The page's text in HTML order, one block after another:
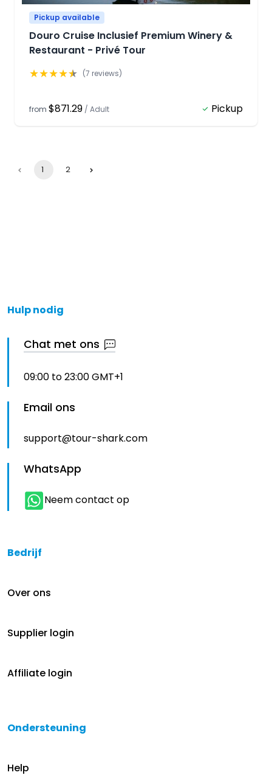
Pickup available
Douro Cruise Inclusief Premium Winery &
Restaurant - Privé Tour
★★★★★ (7 reviews)
from $871.29 / Adult Pickup
1 2
Hulp nodig
Chat met ons
09:00 to 23:00 GMT+1
Email ons
support@tour-shark.com
WhatsApp
Neem contact op
Bedrijf
Over ons
Supplier login
Affiliate login
Ondersteuning
Help